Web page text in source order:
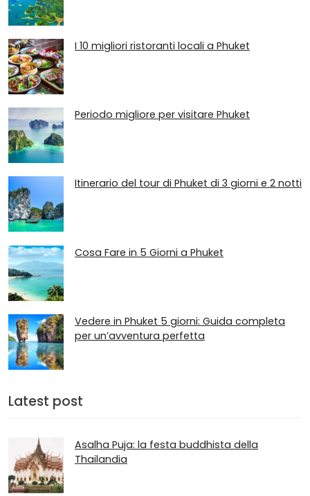
I 10 migliori ristoranti locali a Phuket
Periodo migliore per visitare Phuket
Itinerario del tour di Phuket di 3 giorni e 2 notti
Cosa Fare in 5 Giorni a Phuket
Vedere in Phuket 5 giorni: Guida completa
per un’avventura perfetta
Latest post
Asalha Puja: la festa buddhista della
Thailandia